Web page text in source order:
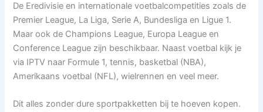
De Eredivisie en internationale voetbalcompetities zoals de
Premier League, La Liga, Serie A, Bundesliga en Ligue 1.
Maar ook de Champions League, Europa League en
Conference League zijn beschikbaar. Naast voetbal kijk je
via IPTV naar Formule 1, tennis, basketbal (NBA),
Amerikaans voetbal (NFL), wielrennen en veel meer.
Dit alles zonder dure sportpakketten bij te hoeven kopen.